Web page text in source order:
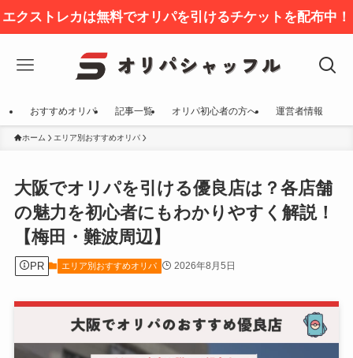
エクストレカは無料でオリパを引けるチケットを配布中！
おすすめオリパ 記事一覧 オリパ初心者の方へ 運営者情報
ホーム エリア別おすすめオリパ
大阪でオリパを引ける優良店は？各店舗
の魅力を初心者にもわかりやすく解説！
【梅田・難波周辺】
PR エリア別おすすめオリパ 2026年8月5日